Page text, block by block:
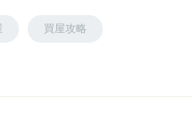
買屋攻略